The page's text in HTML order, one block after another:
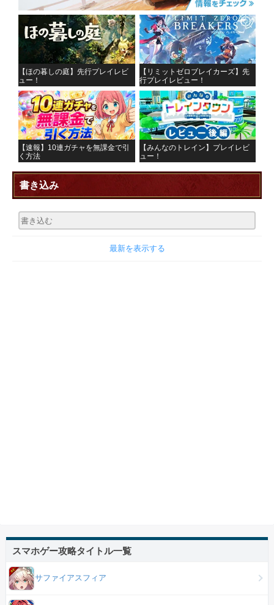
【ほの暮しの庭】先行プレイレビ
ュー！
【リミットゼロブレイカーズ】先
行プレイレビュー！
【速報】10連ガチャを無課金で引
く方法
【みんなのトレイン】プレイレビ
ュー！
書き込み
最新を表示する
スマホゲー攻略タイトル一覧
サファイアスフィア